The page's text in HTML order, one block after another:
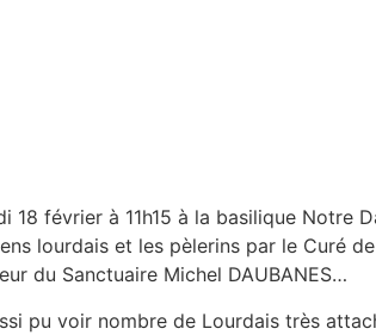
18 février à 11h15 à la basilique Notre
lourdais et les pèlerins par le Curé
du Sanctuaire Michel DAUBANES…
pu voir nombre de Lourdais très